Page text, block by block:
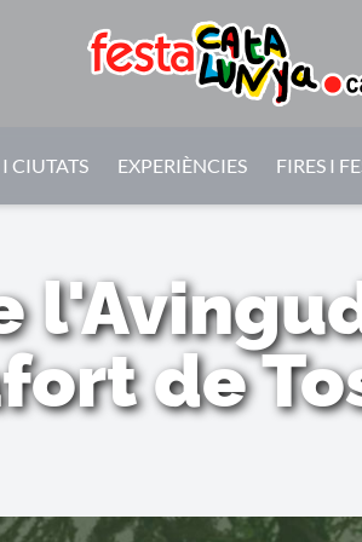
CIUTATS EXPERIÈNCIES FIRES I
de